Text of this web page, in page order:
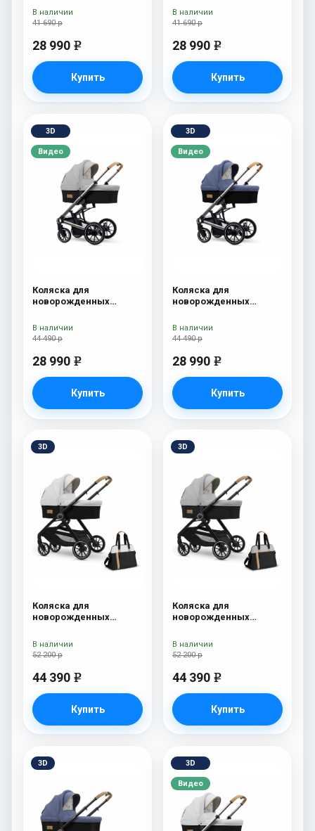
41 690 р
28 990 e
Купить
В наличии
41 690 р
28 990 e
Купить
В наличии
3D
Видео
Коляска для
новорожденных
44 490 р
28 990 e
Купить
В наличии
3D
Видео
Коляска для
новорожденных
44 490 р
28 990 e
Купить
В наличии
3D
Коляска для
новорожденных
сумка Sahara
52 200 р
44 390 e
Купить
В наличии
3D
Коляска для
новорожденных
сумка Grey
52 200 р
44 390 e
Купить
В наличии
3D 3D
Видео